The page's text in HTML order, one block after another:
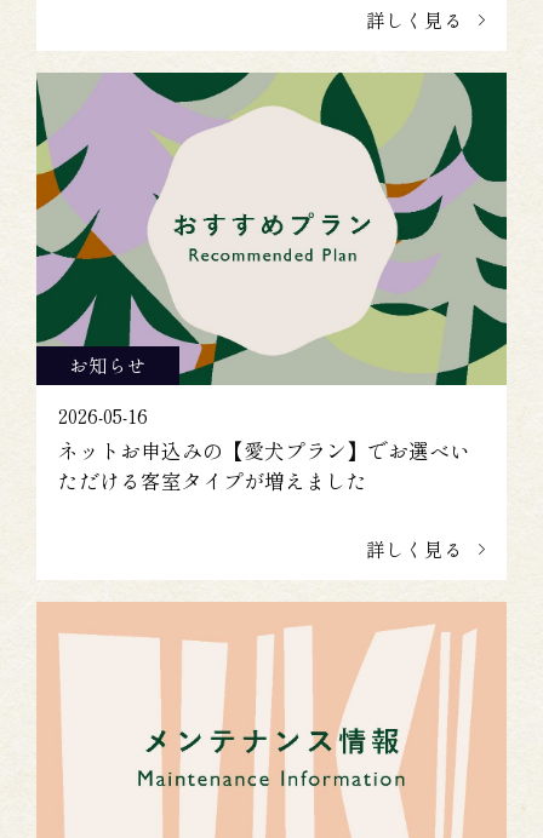
詳しく見る
お知らせ
2026-05-16
ネットお申込みの【愛犬プラン】でお選べい
ただける客室タイプが増えました
詳しく見る